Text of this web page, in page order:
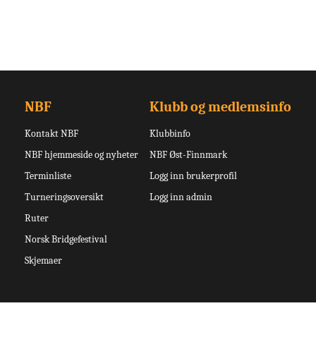
NBF
Kontakt NBF
NBF hjemmeside og nyheter
Terminliste
Turneringsoversikt
Ruter
Norsk Bridgefestival
Skjemaer
Klubb og medlemsinfo
Klubbinfo
NBF Øst-Finnmark
Logg inn brukerprofil
Logg inn admin